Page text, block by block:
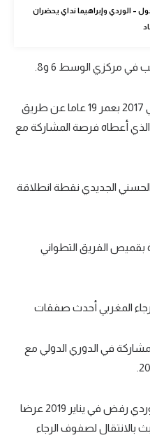
– الوردي وإبراهيما نداي يحضران
بدأ مشواره مع المغرب التطواني في 2017 بعمر 19 عاما عن طريق
الذي أعطاه فرصة المشاركة مع
الجديدي نقطة انطلاقة
ونصف خاض 17 مباراة بقميص الفريق التطواني
في الدوري الدولي مع
وبحسب موقع "هسبريس" فأن الوردي رفض في يناير 2019 عرضا
بالانتقال لصفوف الرجاء